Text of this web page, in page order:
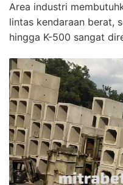
Area industri
lintas kendaraan berat,
hingga K-500 sangat